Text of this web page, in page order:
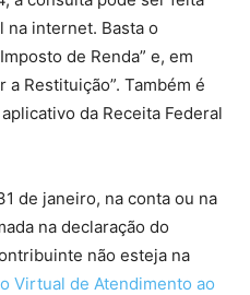
na internet. Basta o
de Renda” e, em
a Restituição”. Também é
da Receita Federal
de janeiro, na conta ou na
na declaração do
não esteja na
Virtual de Atendimento ao